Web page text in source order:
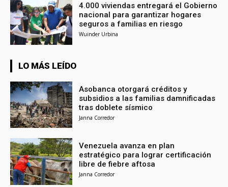
4.000 viviendas entregará el Gobierno
nacional para garantizar hogares
seguros a familias en riesgo
Wuinder Urbina
LO MÁS LEÍDO
Asobanca otorgará créditos y
subsidios a las familias damnificadas
tras doblete sísmico
Janna Corredor
Venezuela avanza en plan
estratégico para lograr certificación
libre de fiebre aftosa
Janna Corredor